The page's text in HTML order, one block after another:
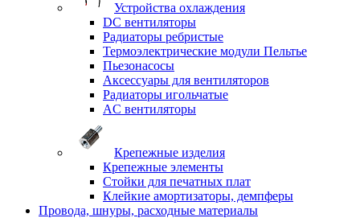
Устройства охлаждения
DC вентиляторы
Радиаторы ребристые
Термоэлектрические модули Пельтье
Пьезонасосы
Аксессуары для вентиляторов
Радиаторы игольчатые
AC вентиляторы
Крепежные изделия
Крепежные элементы
Стойки для печатных плат
Клейкие амортизаторы, демпферы
Провода, шнуры, расходные материалы